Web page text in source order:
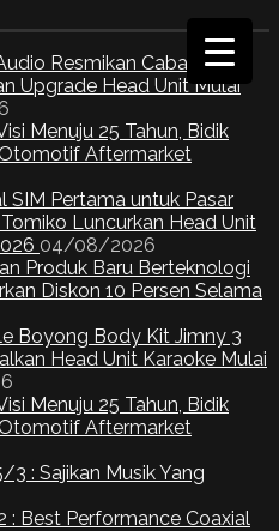
Resmikan Cabang
Upgrade Head Unit Mulai
Menuju 25 Tahun, Bidik
Aftermarket
SIM Pertama untuk Pasar
Luncurkan Head Unit
04/08/2026
Produk Baru Berteknologi
Diskon 10 Persen Selama
Boyong Body Kit Jimny 3
Head Unit Karaoke Mulai
Menuju 25 Tahun, Bidik
Aftermarket
: Sajikan Musik Yang
: Best Performance Coaxial